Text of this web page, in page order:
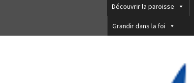
Découvrir la paroisse
Grandir dans la foi